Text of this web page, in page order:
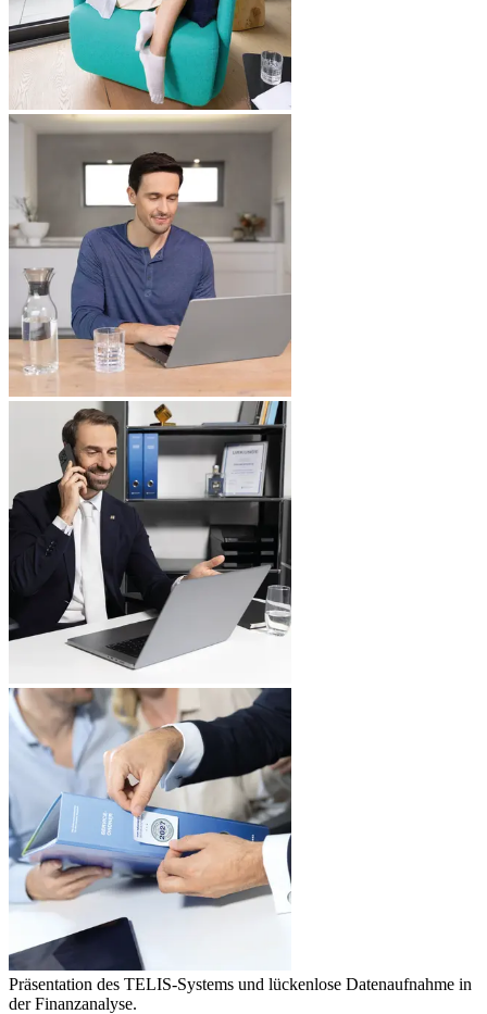
Präsentation des TELIS-Systems und lückenlose Datenaufnahme in
der Finanzanalyse.